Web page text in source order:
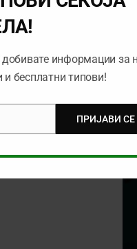
добивате информации за
бесплатни типови!
ПРИЈАВИ СЕ